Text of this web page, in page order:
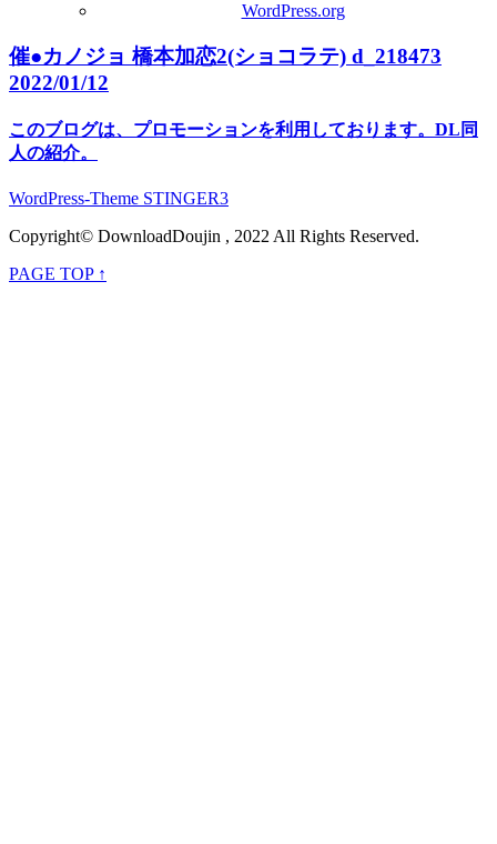
WordPress.org
催●カノジョ 橋本加恋2(ショコラテ) d_218473
2022/01/12
このブログは、プロモーションを利用しております。DL同
人の紹介。
WordPress-Theme STINGER3
Copyright© DownloadDoujin , 2022 All Rights Reserved.
PAGE TOP ↑